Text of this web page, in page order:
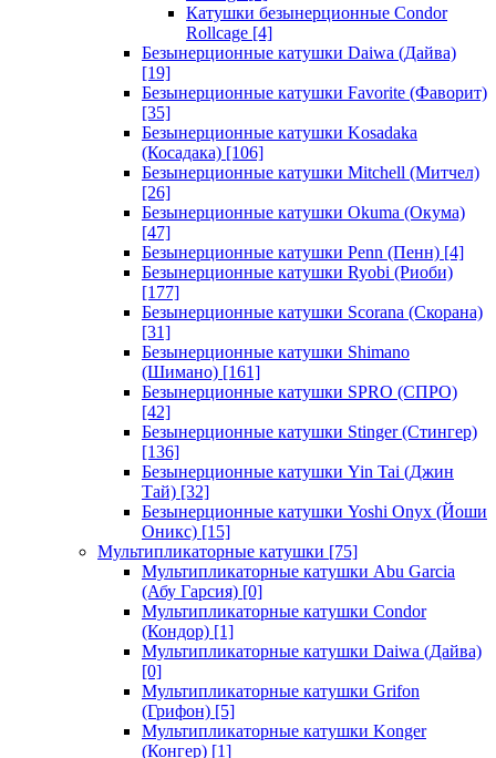
Катушки безынерционные Condor
Rollcage [4]
Безынерционные катушки Daiwa (Дайва)
[19]
Безынерционные катушки Favorite (Фаворит)
[35]
Безынерционные катушки Kosadaka
(Косадака) [106]
Безынерционные катушки Mitchell (Митчел)
[26]
Безынерционные катушки Okuma (Окума)
[47]
Безынерционные катушки Penn (Пенн) [4]
Безынерционные катушки Ryobi (Риоби)
[177]
Безынерционные катушки Scorana (Скорана)
[31]
Безынерционные катушки Shimano
(Шимано) [161]
Безынерционные катушки SPRO (СПРО)
[42]
Безынерционные катушки Stinger (Стингер)
[136]
Безынерционные катушки Yin Tai (Джин
Тай) [32]
Безынерционные катушки Yoshi Onyx (Йоши
Оникс) [15]
Мультипликаторные катушки [75]
Мультипликаторные катушки Abu Garcia
(Абу Гарсия) [0]
Мультипликаторные катушки Condor
(Кондор) [1]
Мультипликаторные катушки Daiwa (Дайва)
[0]
Мультипликаторные катушки Grifon
(Грифон) [5]
Мультипликаторные катушки Konger
(Конгер) [1]